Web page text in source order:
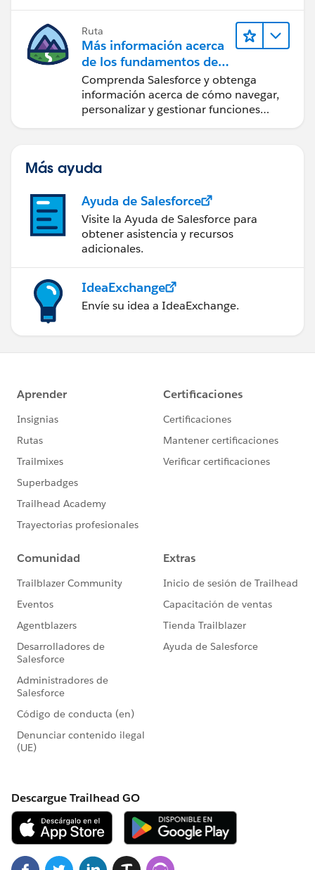
Salesforce.
Ruta
Más información acerca
de los fundamentos de
CRM para Lightning
Experience
Comprenda Salesforce y obtenga
información acerca de cómo navegar,
personalizar y gestionar funciones
Más ayuda
Ayuda de Salesforce
Visite la Ayuda de Salesforce para
obtener asistencia y recursos
adicionales.
IdeaExchange
Envíe su idea a IdeaExchange.